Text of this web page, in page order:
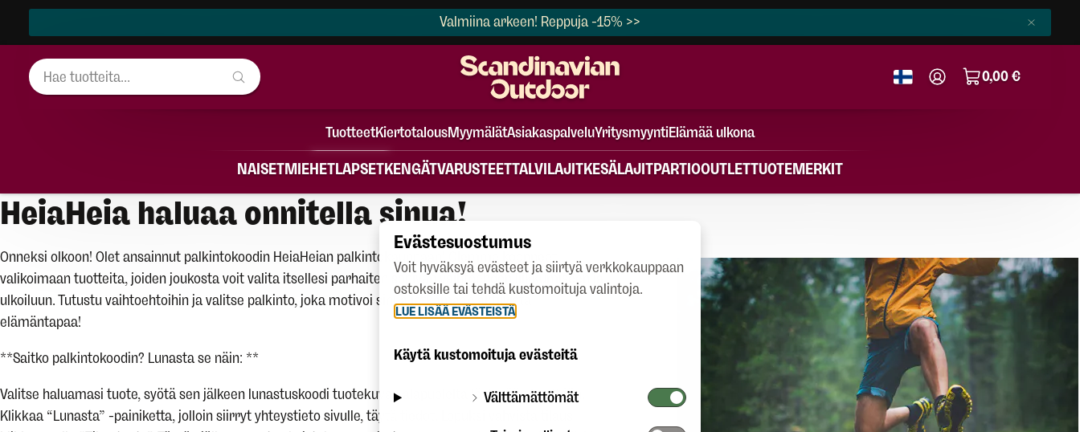
Valmiina arkeen! Reppuja -15% >>
0,00 €
TuotteetKiertotalousMyymälätAsiakaspalveluYritysmyyntiElämää ulkona
NAISETMIEHETLAPSETKENGÄTVARUSTEETTALVILAJITKESÄLAJITPARTIOOUTLETTUOTEMERKIT
HeiaHeia haluaa onnitella sinua!
Onneksi olkoon! Olet ansainnut palkintokoodin HeiaHeian palkintokauppaan! Olemme koonneet
valikoimaan tuotteita, joiden joukosta voit valita itsellesi parhaiten sopivan vaihtoehdon liikkumiseen ja
ulkoiluun. Tutustu vaihtoehtoihin ja valitse palkinto, joka motivoi sinua jatkamaan aktiivista
elämäntapaa!
**Saitko palkintokoodin? Lunasta se näin: **
Valitse haluamasi tuote, syötä sen jälkeen lunastuskoodi tuotekuvan alapuolelta löytyvään kenttään.
Klikkaa “Lunasta” -painiketta, jolloin siirryt yhteystieto sivulle, täytä tiedot. Lopuksi vahvista tilaus
Evästesuostumus
Voit hyväksyä evästeet ja siirtyä verkkokauppaan
ostoksille tai tehdä kustomoituja valintoja.
LUE LISÄÄ EVÄSTEISTÄ
Käytä kustomoituja evästeitä
Välttämättömät